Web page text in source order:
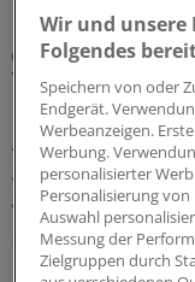
Unterschiedliche
Verschiebt sich
Medikationsplan?
Ab Mitte Juli soll
getestet werden.
gematik zeigt sich
30.06.2026
Wir und
Folgendes
Speichern von oder
Endgerät.
Werbeanzeigen.
Werbung.
personalisierter
Personalisierung
Auswahl
Messung der
Zielgruppen durch